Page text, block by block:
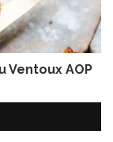
Ventoux AOP